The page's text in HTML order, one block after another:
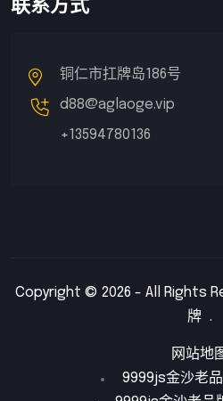
联系方式
铜仁市扛牌岛186号
d88@aglaoge.vip
+13594780136
Copyright © 2026 - All Rights
牌 .
网站地
9999js金沙老